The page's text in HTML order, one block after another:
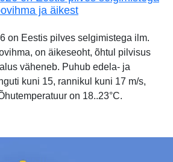
ja äikest
on Eestis pilves selgimistega ilm.
on äikeseoht, õhtul pilvisus
väheneb. Puhub edela- ja
kuni 15, rannikul kuni 17 m/s,
on 18..23°C.